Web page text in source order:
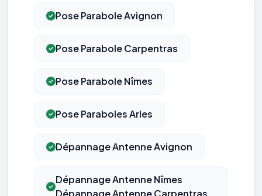
Pose Parabole Avignon
Pose Parabole Carpentras
Pose Parabole Nîmes
Pose Paraboles Arles
Dépannage Antenne Avignon
Dépannage Antenne Nîmes